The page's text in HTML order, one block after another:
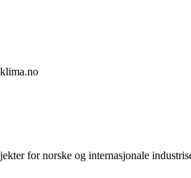
for norske og internasjonale